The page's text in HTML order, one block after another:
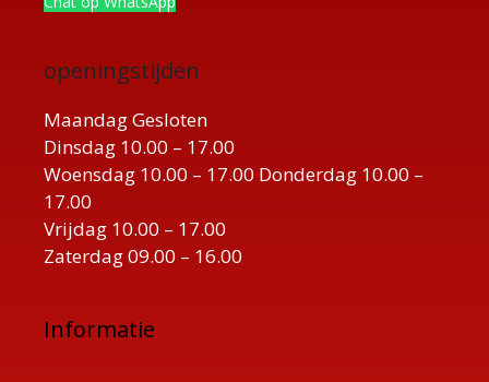
openingstijden
Maandag Gesloten
Dinsdag 10.00 – 17.00
Woensdag 10.00 – 17.00 Donderdag 10.00 –
17.00
Vrijdag 10.00 – 17.00
Zaterdag 09.00 – 16.00
Informatie